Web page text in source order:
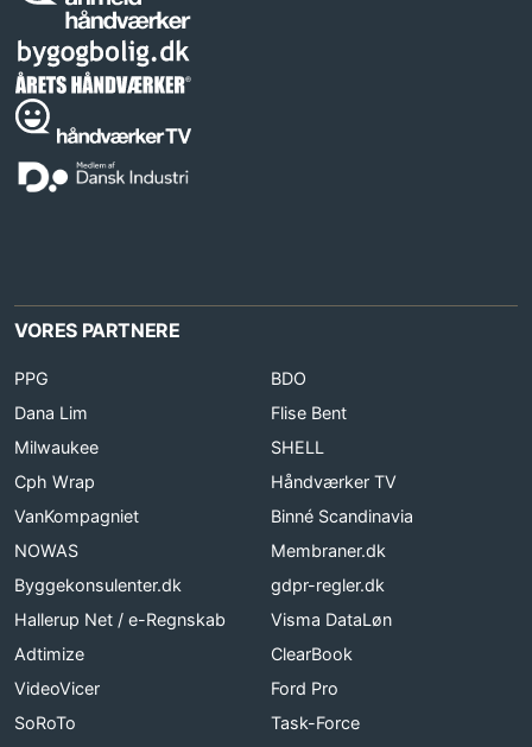
VORES PARTNERE
PPG
BDO
Dana Lim
Flise Bent
Milwaukee
SHELL
Cph Wrap
Håndværker TV
VanKompagniet
Binné Scandinavia
NOWAS
Membraner.dk
Byggekonsulenter.dk
gdpr-regler.dk
Hallerup Net / e-Regnskab
Visma DataLøn
Adtimize
ClearBook
VideoVicer
Ford Pro
SoRoTo
Task-Force